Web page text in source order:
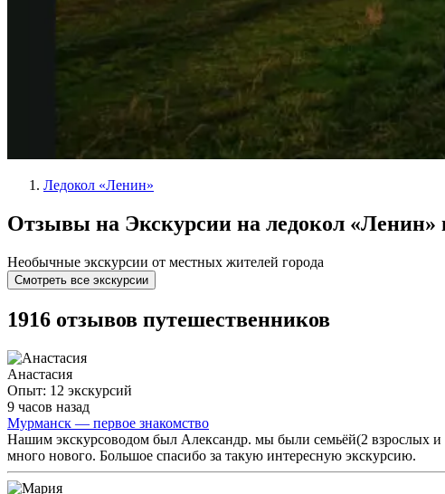
Ледокол «Ленин»
Отзывы на Экскурсии на ледокол «Ленин»
Необычные экскурсии от местных жителей города
Смотреть все экскурсии
1916 отзывов путешественников
Анастасия
Опыт: 12 экскурсий
9 часов назад
Мурманск — первое знакомство
Нашим экскурсоводом был Александр. мы были семьёй(2 взрослых и
много нового. Большое спасибо за такую интересную экскурсию.